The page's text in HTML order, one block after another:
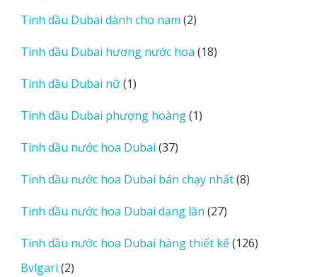
phẩm
Tinh dầu Dubai dành cho nam 22
phẩm
Tinh dầu Dubai hương nước hoa 1818
Tinh dầu Dubai nữ 11
phẩm
Tinh dầu Dubai phượng hoàng 11
Tinh dầu nước hoa Dubai 3737
phẩm
Tinh dầu nước hoa Dubai bán chạy nhất 88
Tinh dầu nước hoa Dubai dạng lăn 2727
phẩm
Tinh dầu nước hoa Dubai hàng thiết kế 126126
Bvlgari 22